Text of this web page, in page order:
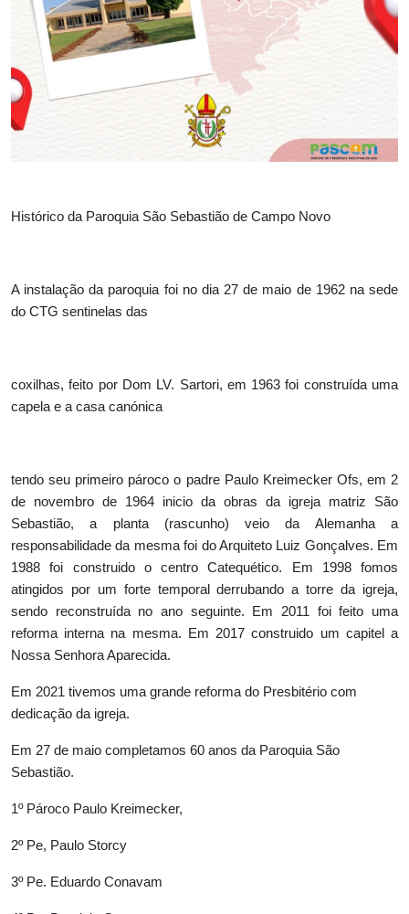
Histórico da Paroquia São Sebastião de Campo Novo
A instalação da paroquia foi no dia 27 de maio de 1962 na sede
do CTG sentinelas das
coxilhas, feito por Dom LV. Sartori, em 1963 foi construída uma
capela e a casa canónica
tendo seu primeiro pároco o padre Paulo Kreimecker Ofs, em 2
de novembro de 1964 inicio da obras da igreja matriz São
Sebastião, a planta (rascunho) veio da Alemanha a
responsabilidade da mesma foi do Arquiteto Luiz Gonçalves. Em
1988 foi construido o centro Catequético. Em 1998 fomos
atingidos por um forte temporal derrubando a torre da igreja,
sendo reconstruída no ano seguinte. Em 2011 foi feito uma
reforma interna na mesma. Em 2017 construido um capitel a
Nossa Senhora Aparecida.
Em 2021 tivemos uma grande reforma do Presbitério com
dedicação da igreja.
Em 27 de maio completamos 60 anos da Paroquia São
Sebastião.
1º Pároco Paulo Kreimecker,
2º Pe, Paulo Storcy
3º Pe. Eduardo Conavam